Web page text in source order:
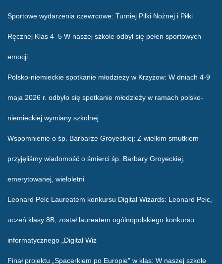
Sportowe wydarzenia czewrcowe: Turniej Piłki Nożnej i Piłki
Ręcznej Klas 4–5 W naszej szkole odbył się pełen sportowych
emocji
Polsko-niemieckie spotkanie młodzieży w Krzyżow: W dniach 4-9
maja 2026 r. odbyło się spotkanie młodzieży w ramach polsko-
niemieckiej wymiany szkolnej
Wspomnienie o śp. Barbarze Groyeckiej: Z wielkim smutkiem
przyjęliśmy wiadomość o śmierci śp. Barbary Groyeckiej,
emerytowanej, wieloletni
Leonard Pelc Laureatem konkursu Digital Wizards: Leonard Pelc,
uczeń klasy 8B, został laureatem ogólnopolskiego konkursu
informatycznego „Digital Wiz
Finał projektu „Spacerkiem po Europie” w klas: W naszej szkole